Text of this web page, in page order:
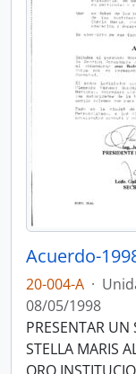
Acuerdo-
20-004-A ·
08/05/1998
PRESENTAR
STELLA MARIS